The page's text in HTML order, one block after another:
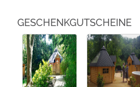
GESCHENKGUTSCHEINE